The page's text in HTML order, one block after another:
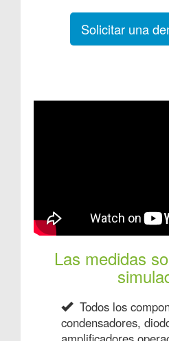
Solicitar una
Las medidas
Todos los
condensadores,